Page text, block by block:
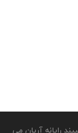
رایانه آریان می